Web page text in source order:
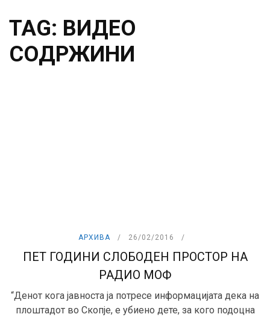
TAG: ВИДЕО
СОДРЖИНИ
АРХИВА 26/02/2016
ПЕТ ГОДИНИ СЛОБОДЕН ПРОСТОР НА
РАДИО МОФ
“Денот кога јавноста ја потресе информацијата дека на
плоштадот во Скопје, е убиено дете, за кого подоцна